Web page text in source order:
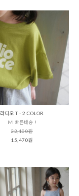
라디오 T - 2 COLOR
M 빠른배송 !
22,100원
15,470원